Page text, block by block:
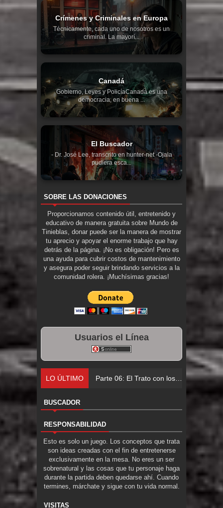
Crímenes y Criminales en Europa
Técnicamente, cada uno de nosotros es un
criminal. La mayorí...
Canadá
Gobierno, Leyes y PolicíaCanadá es una
democracia, en buena ...
El Buscador
- Dr. José Lee, transcrito en hunter-net -Ojala
pudiera esca...
SOBRE LAS DONACIONES
Proporcionamos contenido útil, entretenido y
educativo de manera gratuita sobre Mundo de
Tinieblas, donar puede ser la manera de mostrar
tu aprecio y apoyar el enorme trabajo que hay
detrás de la página. ¡No es obligación! Pero es
una ayuda para cubrir costos de mantenimiento
y asegura poder seguir brindando servicios a la
comunidad rolera. ¡Muchísimas gracias!
Usuarios el Línea
LO ÚLTIMO Parte 06: El Trato con los Muertos
BUSCADOR
RESPONSABILIDAD
Esto es solo un juego. Los conceptos que trata
son ideas creadas con el fin de entretenerse
exclusivamente en la mesa. No eres un ser
sobrenatural y las cosas que tu personaje haga
durante la partida deben quedarse ahí. Cuando
termines, márchate y sigue con tu vida normal.
VISITAS